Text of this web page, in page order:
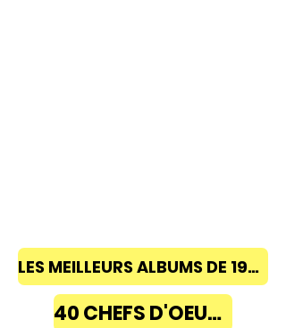
LES MEILLEURS ALBUMS DE 1968 à 2018
40 CHEFS D'OEUVRE